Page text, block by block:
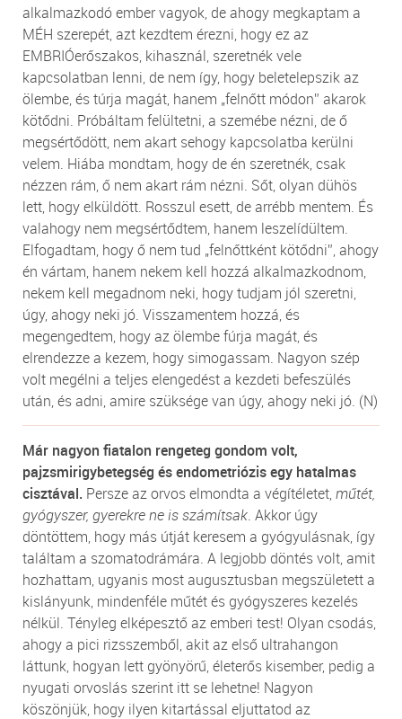
alkalmazkodó ember vagyok, de ahogy megkaptam a
MÉH szerepét, azt kezdtem érezni, hogy ez az
EMBRIÓerőszakos, kihasznál, szeretnék vele
kapcsolatban lenni, de nem így, hogy beletelepszik az
ölembe, és túrja magát, hanem „felnőtt módon” akarok
kötődni. Próbáltam felültetni, a szemébe nézni, de ő
megsértődött, nem akart sehogy kapcsolatba kerülni
velem. Hiába mondtam, hogy de én szeretnék, csak
nézzen rám, ő nem akart rám nézni. Sőt, olyan dühös
lett, hogy elküldött. Rosszul esett, de arrébb mentem. És
valahogy nem megsértődtem, hanem leszelídültem.
Elfogadtam, hogy ő nem tud „felnőttként kötődni”, ahogy
én vártam, hanem nekem kell hozzá alkalmazkodnom,
nekem kell megadnom neki, hogy tudjam jól szeretni,
úgy, ahogy neki jó. Visszamentem hozzá, és
megengedtem, hogy az ölembe fúrja magát, és
elrendezze a kezem, hogy simogassam. Nagyon szép
volt megélni a teljes elengedést a kezdeti befeszülés
után, és adni, amire szüksége van úgy, ahogy neki jó. (N)
Már nagyon fiatalon rengeteg gondom volt,
pajzsmirigybetegség és endometriózis egy hatalmas
cisztával. Persze az orvos elmondta a végítéletet, műtét,
gyógyszer, gyerekre ne is számítsak. Akkor úgy
döntöttem, hogy más útját keresem a gyógyulásnak, így
találtam a szomatodrámára. A legjobb döntés volt, amit
hozhattam, ugyanis most augusztusban megszületett a
kislányunk, mindenféle műtét és gyógyszeres kezelés
nélkül. Tényleg elképesztő az emberi test! Olyan csodás,
ahogy a pici rizsszemből, akit az első ultrahangon
láttunk, hogyan lett gyönyörű, életerős kisember, pedig a
nyugati orvoslás szerint itt se lehetne! Nagyon
köszönjük, hogy ilyen kitartással eljuttatod az